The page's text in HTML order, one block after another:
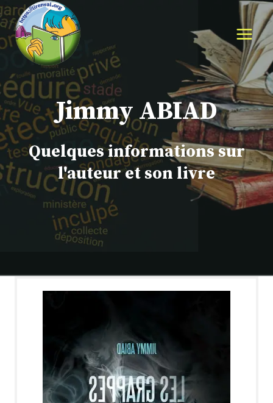
Aller
au
contenu
Jimmy ABIAD
Quelques informations sur
l'auteur et son livre